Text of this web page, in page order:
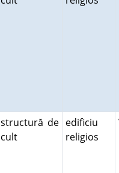
structură de
cult
edificiu
religios